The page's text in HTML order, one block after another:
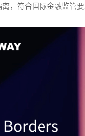
，符合国际金融监管